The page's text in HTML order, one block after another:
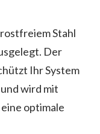
Stahl
Der
Ihr System
wird mit
optimale